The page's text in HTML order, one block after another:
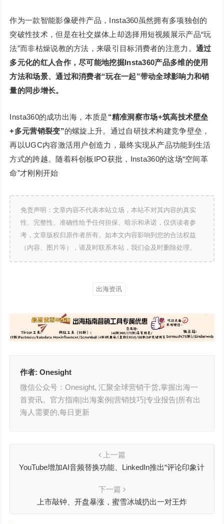
作为一款智能影像硬件产品，Insta360虽然拥有多项独创的
突破性技术，但是在社交媒体上却选择用短视频展示产品“玩
法”而非枯燥说教的方法，来吸引目标消费者的注意力。 通过
多元化的红人合作，尽可能地挖掘Insta360产品多维的使用
方法和场景、通过和消费者“玩在一起”带动全球影响力和销
量的同步增长。
Insta360的成功出海，本质是“精准洞察市场+筑高技术壁垒
+多元营销裂变”的螺旋上升。通过自研技术构建竞争壁垒，
再以UGC内容激活用户创造力，最终实现从产品功能到生活
方式的跨越。随着科创板IPO获批，Insta360的这场“空间革
命”才刚刚开始
免责声明：文章内容不代表本站立场，本站不对其内容的真实
性、完整性、准确性给予任何担保、暗示和承诺，仅供读者参
考，文章版权归原作者所有。如本文内容影响到您的合法权益
（内容、图片等），请及时联系本站，我们会及时删除处理。
出海资讯
作者:Onesight
微信公众号：Onesight, 汇聚全球营销干货,掌握出海一
首资讯。官方指南|出海案例|营销技巧|专业报告|所有出
海人需要的,每日更新
上一篇
YouTube增加AI音频替换功能、LinkedIn推出“评论印象计
下一篇
上市敲钟、开盘暴涨，蜜雪冰城扔出一对王炸